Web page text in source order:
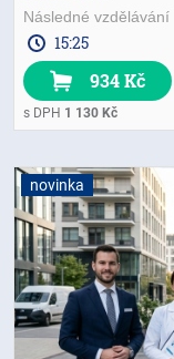
Následné vzdělávání
15:25
934 Kč
s DPH 1 130 Kč
novinka